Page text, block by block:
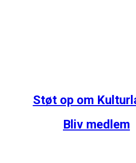
Støt op om
Bliv medlem